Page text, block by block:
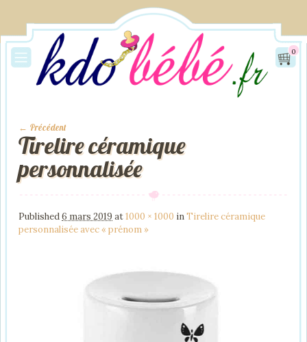
0
Image navigation
← Précédent
Tirelire céramique
personnalisée
Published6 mars 2019 at1000 × 1000 inTirelire céramique
personnalisée avec « prénom »